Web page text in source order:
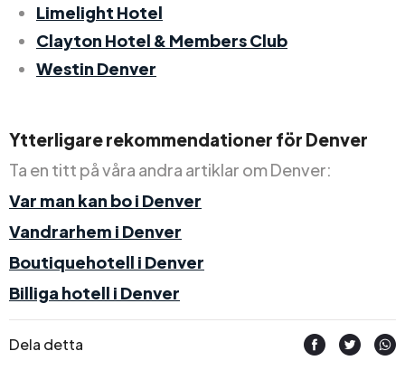
Limelight Hotel
Clayton Hotel & Members Club
Westin Denver
Ytterligare rekommendationer för Denver
Ta en titt på våra andra artiklar om Denver:
Var man kan bo i Denver
Vandrarhem i Denver
Boutiquehotell i Denver
Billiga hotell i Denver
Dela detta